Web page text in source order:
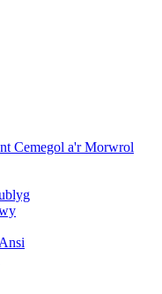
Cemegol a'r Morwrol